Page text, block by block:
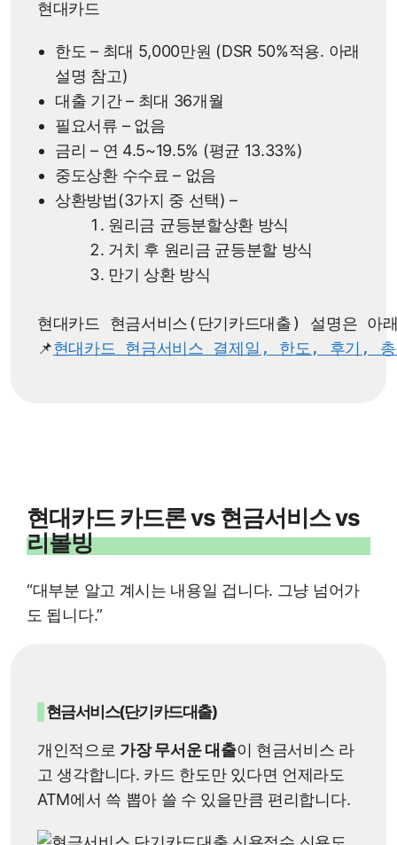
현대카드
한도 – 최대 5,000만원 (DSR 50%적용. 아래
설명 참고)
대출 기간 – 최대 36개월
필요서류 – 없음
금리 – 연 4.5~19.5% (평균 13.33%)
중도상환 수수료 – 없음
상환방법(3가지 중 선택) –
원리금 균등분할상환 방식
거치 후 원리금 균등분할 방식
만기 상환 방식
현대카드 현금서비스(단기카드대출) 설명은 아
📌현대카드 현금서비스 결제일, 한도, 후기, 총
현대카드 카드론 vs 현금서비스 vs
리볼빙
“대부분 알고 계시는 내용일 겁니다. 그냥 넘어가
도 됩니다.”
현금서비스(단기카드대출)
개인적으로 가장 무서운 대출이 현금서비스 라
고 생각합니다. 카드 한도만 있다면 언제라도
ATM에서 쓱 뽑아 쓸 수 있을만큼 편리합니다.